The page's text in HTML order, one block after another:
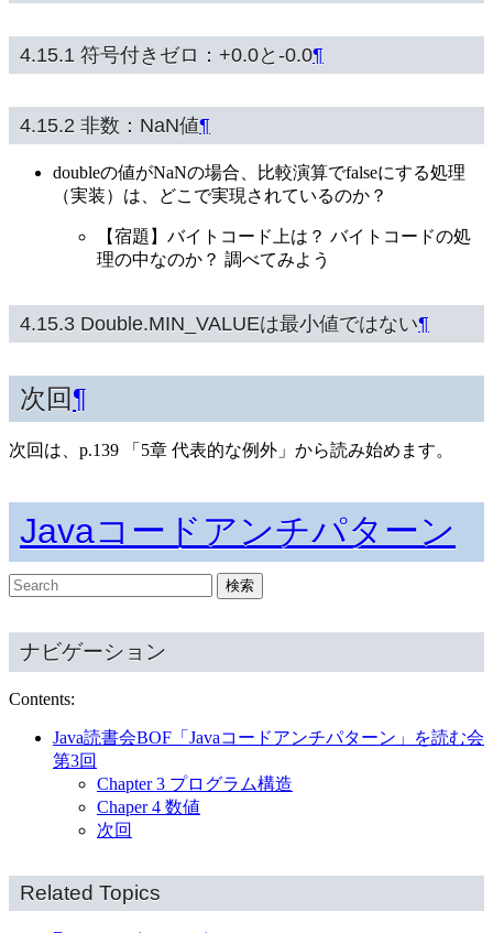
4.15.1 符号付きゼロ：+0.0と-0.0¶
4.15.2 非数：NaN値¶
doubleの値がNaNの場合、比較演算でfalseにする処理
（実装）は、どこで実現されているのか？
【宿題】バイトコード上は？ バイトコードの処
理の中なのか？ 調べてみよう
4.15.3 Double.MIN_VALUEは最小値ではない¶
次回¶
次回は、p.139 「5章 代表的な例外」から読み始めます。
Javaコードアンチパターン
ナビゲーション
Contents:
Java読書会BOF「Javaコードアンチパターン」を読む会
第3回
Chapter 3 プログラム構造
Chaper 4 数値
次回
Related Topics